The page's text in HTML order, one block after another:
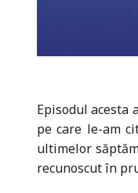
Episodul
pe care le-am
ultimelor
recunoscut în